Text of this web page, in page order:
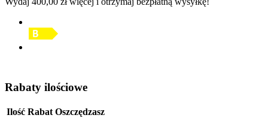
Rabaty ilościowe
Ilość Rabat Oszczędzasz